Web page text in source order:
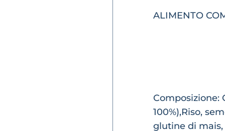
ALIMENTO
Composizione:
100%),Riso,
glutine di